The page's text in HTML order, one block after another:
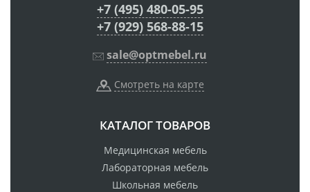
+7 (495) 480-05-95
+7 (929) 568-88-15
sale@optmebel.ru
Смотреть на карте
КАТАЛОГ ТОВАРОВ
Медицинская мебель
Лабораторная мебель
Школьная мебель